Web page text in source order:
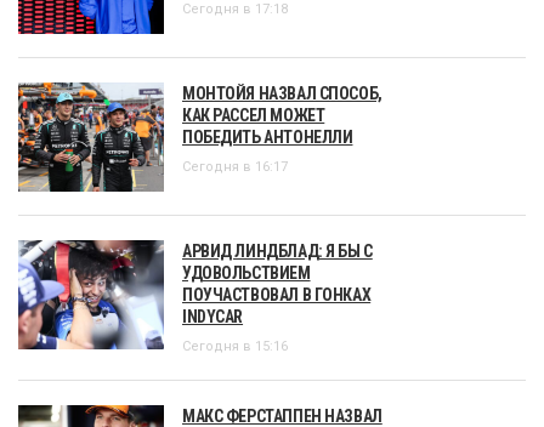
Сегодня в 17:18
МОНТОЙЯ НАЗВАЛ СПОСОБ,
КАК РАССЕЛ МОЖЕТ
ПОБЕДИТЬ АНТОНЕЛЛИ
Сегодня в 16:17
АРВИД ЛИНДБЛАД: Я БЫ С
УДОВОЛЬСТВИЕМ
ПОУЧАСТВОВАЛ В ГОНКАХ
INDYCAR
Сегодня в 15:16
МАКС ФЕРСТАППЕН НАЗВАЛ